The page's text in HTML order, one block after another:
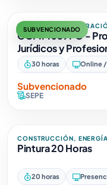
SUBVENCIONADO
EMPRESA,
COMM059PO -
Jurídicos y
30 horas Online /
Subvencionado
SEPE
CONSTRUCCIÓN,
Pintura 20 Horas
20 horas